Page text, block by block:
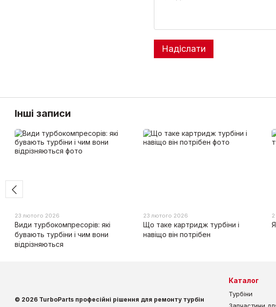
Надіслати
Інші записи
23 лютого 2026
Види турбокомпресорів: які
бувають турбіни і чим вони
відрізняються
23 лютого 2026
Що таке картридж турбіни і
навіщо він потрібен
© 2026 TurboParts професійні рішення для ремонту турбін
Каталог
Турбіни